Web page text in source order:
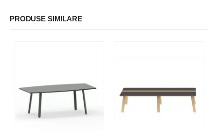
PRODUSE SIMILARE